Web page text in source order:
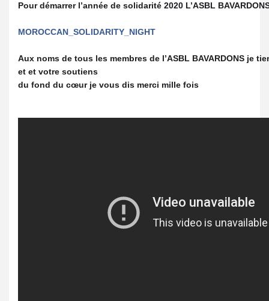
Pour démarrer l’année de solidarité 2020 L’ASBL
MOROCCAN_SOLIDARITY_NIGHT
Aux noms de tous les membres de l’ASBL BAVARDONS je
et et votre soutiens
du fond du cœur je vous dis merci mille fois